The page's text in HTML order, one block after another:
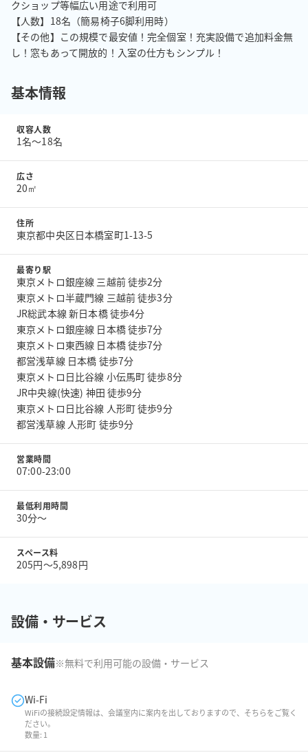
クショップ等幅広い用途で利用可
【人数】18名（簡易椅子6脚利用時）
【その他】この規模で最安値！完全個室！充実設備で追加料金無
し！窓もあって開放的！入室の仕方もシンプル！
基本情報
収容人数
1名〜18名
広さ
20㎡
住所
東京都中央区日本橋室町1-13-5
最寄り駅
東京メトロ銀座線 三越前 徒歩2分
東京メトロ半蔵門線 三越前 徒歩3分
JR総武本線 新日本橋 徒歩4分
東京メトロ銀座線 日本橋 徒歩7分
東京メトロ東西線 日本橋 徒歩7分
都営浅草線 日本橋 徒歩7分
東京メトロ日比谷線 小伝馬町 徒歩8分
JR中央線(快速) 神田 徒歩9分
東京メトロ日比谷線 人形町 徒歩9分
都営浅草線 人形町 徒歩9分
営業時間
07:00-23:00
最低利用時間
30分〜
スペース料
205円〜5,898円
設備・サービス
基本設備※無料で利用可能の設備・サービス
Wi-Fi
WiFiの接続設定情報は、会議室内に案内を出しておりますので、そちらをご覧く
ださい。
数量: 1